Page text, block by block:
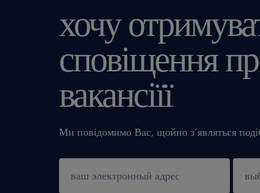
хочу
сповіщення
вакансіїї
Ми повідомимо Вас, щойно з’являться